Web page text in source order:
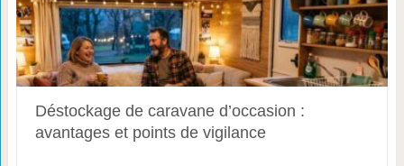
Déstockage de caravane d’occasion :
avantages et points de vigilance